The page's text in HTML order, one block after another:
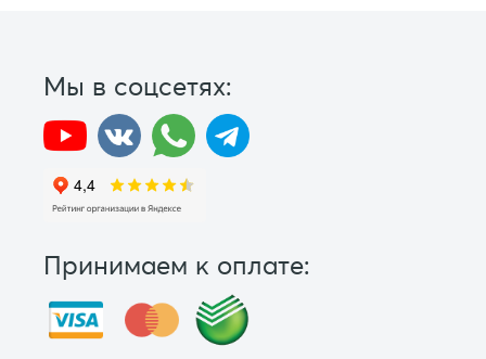
Мы в соцсетях:
Принимаем к оплате: